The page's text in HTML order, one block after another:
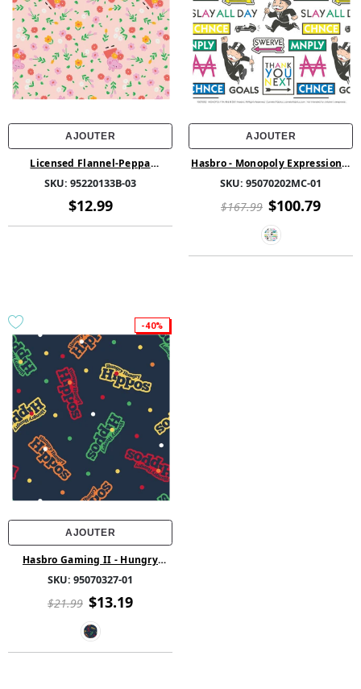
AJOUTER
Licensed Flannel-Peppa
Pink-100% Cotton-95220133B-03
SKU: 95220133B-03
$12.99
AJOUTER
Hasbro - Monopoly Expressions-
BOLT
SKU: 95070202MC-01
$167.99 $100.79
-40%
AJOUTER
Hasbro Gaming II - Hungry
SKU: 95070327-01
$21.99 $13.19